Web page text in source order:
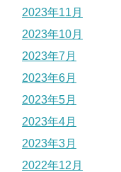
2023年11月
2023年10月
2023年7月
2023年6月
2023年5月
2023年4月
2023年3月
2022年12月